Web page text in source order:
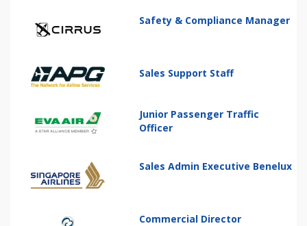
Safety & Compliance Manager
Sales Support Staff
Junior Passenger Traffic
Officer
Sales Admin Executive Benelux
Commercial Director